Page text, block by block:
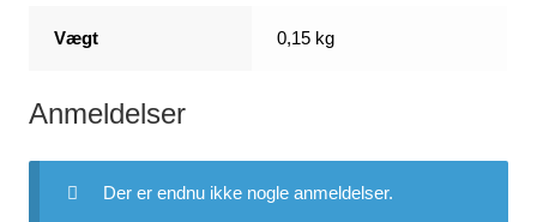
Vægt 0,15 kg
Anmeldelser
Der er endnu ikke nogle anmeldelser.